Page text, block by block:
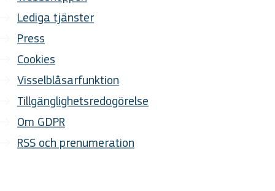
Lediga tjänster
Press
Cookies
Visselblåsarfunktion
Tillgänglighetsredogörelse
Om GDPR
RSS och prenumeration